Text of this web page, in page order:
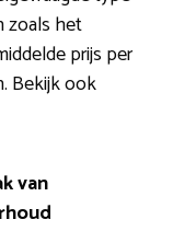
zoals het
prijs per
Bekijk ook
van